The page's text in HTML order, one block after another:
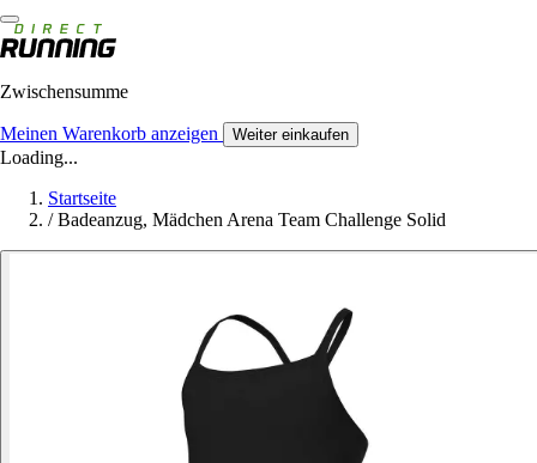
Zwischensumme
Meinen Warenkorb anzeigen Weiter einkaufen
Loading...
Startseite
/ Badeanzug, Mädchen Arena Team Challenge Solid